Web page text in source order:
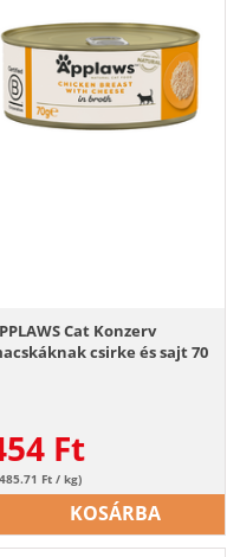
Cat Konzerv
csirke és sajt 70
Ft
Ft / kg)
KOSÁRBA